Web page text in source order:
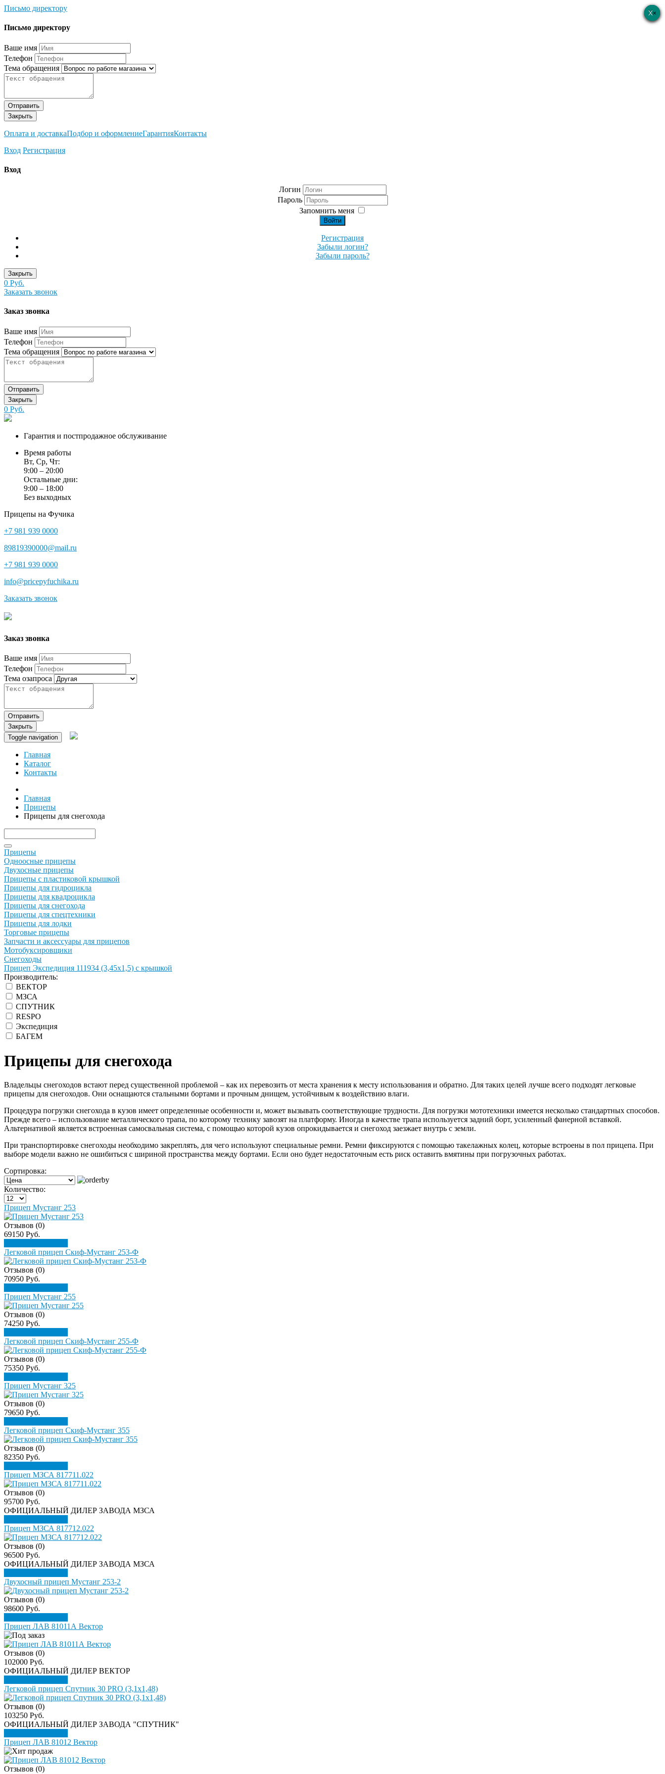
Письмо директору
×
Письмо директору
Ваше имя
Телефон
Тема обращения
Отправить
Закрыть
Оплата и доставкаПодбор и оформлениеГарантияКонтакты
Вход Регистрация
×
Вход
Логин
Пароль
Запомнить меня
Войти
Регистрация
Забыли логин?
Забыли пароль?
Закрыть
0 Руб.
Заказать звонок
×
Заказ звонка
Ваше имя
Телефон
Тема обращения
Отправить
Закрыть
0 Руб.
Гарантия и постпродажное обслуживание
Время работы
Вт, Ср, Чт:
9:00 – 20:00
Остальные дни:
9:00 – 18:00
Без выходных
Прицепы на Фучика
+7 981 939 0000
89819390000@mail.ru
+7 981 939 0000
info@pricepyfuchika.ru
Заказать звонок
×
Заказ звонка
Ваше имя
Телефон
Тема озапроса
Отправить
Закрыть
Toggle navigation
Главная
Каталог
Контакты
Главная
Прицепы
Прицепы для снегохода
Прицепы
Одноосные прицепы
Двухосные прицепы
Прицепы с пластиковой крышкой
Прицепы для гидроцикла
Прицепы для квадроцикла
Прицепы для снегохода
Прицепы для спецтехники
Прицепы для лодки
Торговые прицепы
Запчасти и аксессуары для прицепов
Мотобуксировщики
Снегоходы
Прицеп Экспедиция 111934 (3,45х1,5) с крышкой
Производитель:
ВЕКТОР
МЗСА
СПУТНИК
RESPO
Экспедиция
БАГЕМ
Прицепы для снегохода
Владельцы снегоходов встают перед существенной проблемой – как их перевозить от места хранения к месту использования и обратно. Для таких целей лучше всего подходят легковые
прицепы для снегоходов. Они оснащаются стальными бортами и прочным днищем, устойчивым к воздействию влаги.
Процедура погрузки снегохода в кузов имеет определенные особенности и, может вызывать соответствующие трудности. Для погрузки мототехники имеется несколько стандартных способов.
Прежде всего – использование металлического трапа, по которому технику завозят на платформу. Иногда в качестве трапа используется задний борт, усиленный фанерной вставкой.
Альтернативой является встроенная самосвальная система, с помощью которой кузов опрокидывается и снегоход заезжает внутрь с земли.
При транспортировке снегоходы необходимо закреплять, для чего используют специальные ремни. Ремни фиксируются с помощью такелажных колец, которые встроены в пол прицепа. При
выборе модели важно не ошибиться с шириной пространства между бортами. Если оно будет недостаточным есть риск оставить вмятины при погрузочных работах.
Сортировка:
Количество:
Прицеп Мустанг 253
Отзывов (0)
69150 Руб.
Легковой прицеп Скиф-Мустанг 253-Ф
Отзывов (0)
70950 Руб.
Прицеп Мустанг 255
Отзывов (0)
74250 Руб.
Легковой прицеп Скиф-Мустанг 255-Ф
Отзывов (0)
75350 Руб.
Прицеп Мустанг 325
Отзывов (0)
79650 Руб.
Легковой прицеп Скиф-Мустанг 355
Отзывов (0)
82350 Руб.
Прицеп МЗСА 817711.022
Отзывов (0)
95700 Руб.
ОФИЦИАЛЬНЫЙ ДИЛЕР ЗАВОДА МЗСА
Прицеп МЗСА 817712.022
Отзывов (0)
96500 Руб.
ОФИЦИАЛЬНЫЙ ДИЛЕР ЗАВОДА МЗСА
Двухосный прицеп Мустанг 253-2
Отзывов (0)
98600 Руб.
Прицеп ЛАВ 81011А Вектор
Отзывов (0)
102000 Руб.
ОФИЦИАЛЬНЫЙ ДИЛЕР ВЕКТОР
Легковой прицеп Спутник 30 PRO (3,1х1,48)
Отзывов (0)
103250 Руб.
ОФИЦИАЛЬНЫЙ ДИЛЕР ЗАВОДА "СПУТНИК"
Прицеп ЛАВ 81012 Вектор
Отзывов (0)
×